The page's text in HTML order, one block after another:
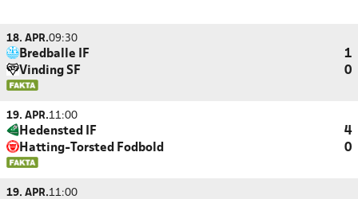
18. APR.09:30
Bredballe IF
1
Vinding SF
0
19. APR.11:00
Hedensted IF
4
Hatting-Torsted Fodbold
0
19. APR.11:00